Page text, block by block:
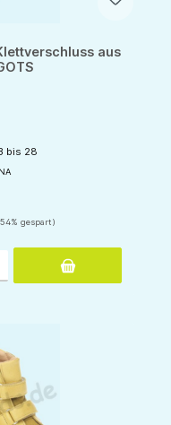
aus
bis 28
gespart)